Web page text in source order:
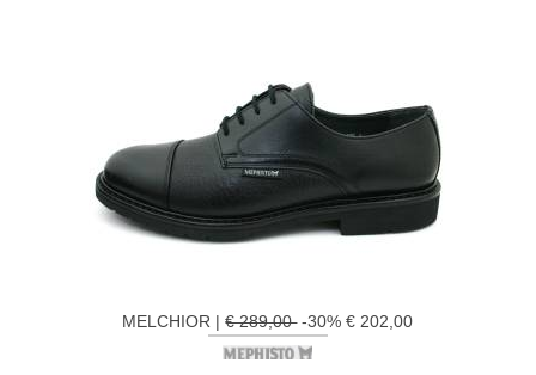
MELCHIOR |€ 289,00-30% € 202,00